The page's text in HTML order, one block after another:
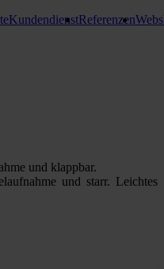
KundendienstReferenzen
und klappbar.
und starr. Leichtes